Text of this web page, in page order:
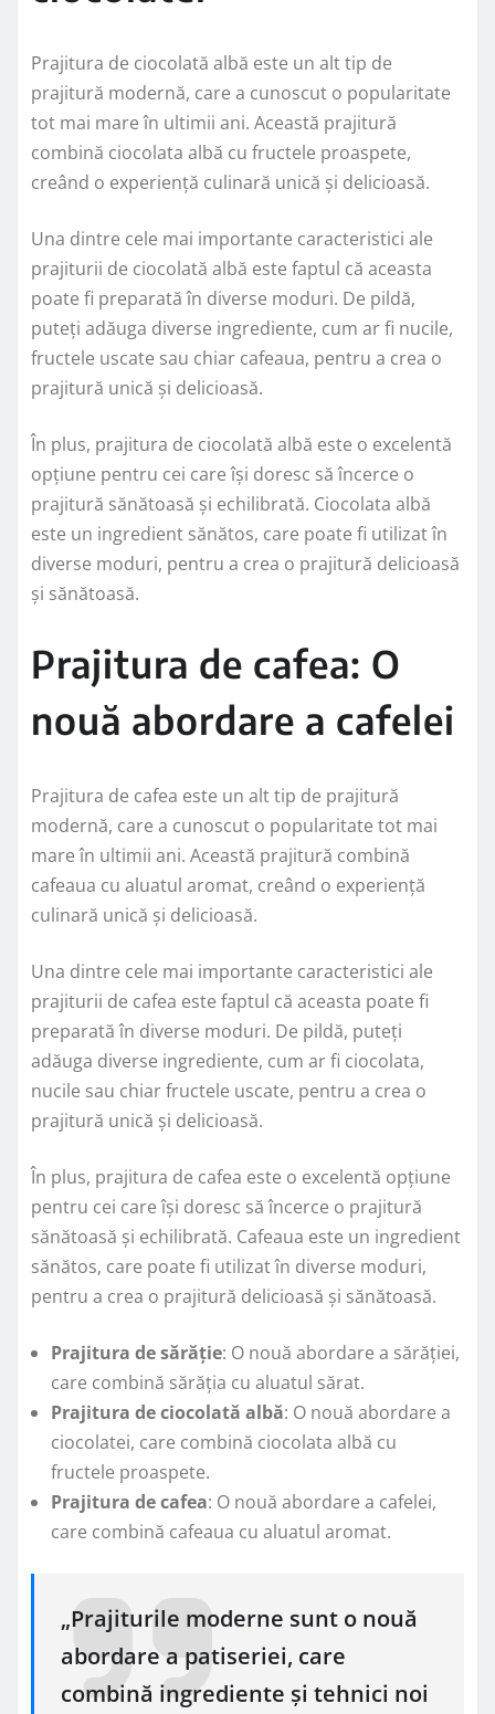
Prajitura de ciocolată albă este un alt tip de
prajitură modernă, care a cunoscut o popularitate
tot mai mare în ultimii ani. Această prajitură
combină ciocolata albă cu fructele proaspete,
creând o experiență culinară unică și delicioasă.
Una dintre cele mai importante caracteristici ale
prajiturii de ciocolată albă este faptul că aceasta
poate fi preparată în diverse moduri. De pildă,
puteți adăuga diverse ingrediente, cum ar fi nucile,
fructele uscate sau chiar cafeaua, pentru a crea o
prajitură unică și delicioasă.
În plus, prajitura de ciocolată albă este o excelentă
opțiune pentru cei care își doresc să încerce o
prajitură sănătoasă și echilibrată. Ciocolata albă
este un ingredient sănătos, care poate fi utilizat în
diverse moduri, pentru a crea o prajitură delicioasă
și sănătoasă.
Prajitura de cafea: O
nouă abordare a cafelei
Prajitura de cafea este un alt tip de prajitură
modernă, care a cunoscut o popularitate tot mai
mare în ultimii ani. Această prajitură combină
cafeaua cu aluatul aromat, creând o experiență
culinară unică și delicioasă.
Una dintre cele mai importante caracteristici ale
prajiturii de cafea este faptul că aceasta poate fi
preparată în diverse moduri. De pildă, puteți
adăuga diverse ingrediente, cum ar fi ciocolata,
nucile sau chiar fructele uscate, pentru a crea o
prajitură unică și delicioasă.
În plus, prajitura de cafea este o excelentă opțiune
pentru cei care își doresc să încerce o prajitură
sănătoasă și echilibrată. Cafeaua este un ingredient
sănătos, care poate fi utilizat în diverse moduri,
pentru a crea o prajitură delicioasă și sănătoasă.
Prajitura de sărăție: O nouă abordare a sărăției,
care combină sărăția cu aluatul sărat.
Prajitura de ciocolată albă: O nouă abordare a
ciocolatei, care combină ciocolata albă cu
fructele proaspete.
Prajitura de cafea: O nouă abordare a cafelei,
care combină cafeaua cu aluatul aromat.
„Prajiturile moderne sunt o nouă
abordare a patiseriei, care
combină ingrediente și tehnici noi